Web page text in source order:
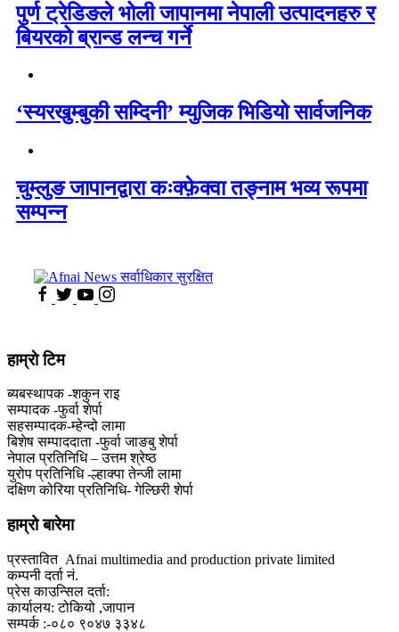
पुर्ण ट्रेडिङले भोली जापानमा नेपाली उत्पादनहरु र
बियरको ब्रान्ड लन्च गर्ने
‘स्यरखुम्बुकी सम्दिनी’ म्युजिक भिडियो सार्वजनिक
चुम्लुङ जापानद्वारा कःक्फ़ेक्वा तङ्नाम भव्य रूपमा
सम्पन्न
हाम्राे टिम
ब्यबस्थापक -शकुन राइ
सम्पादक -फुर्वा शेर्पा
सहसम्पादक-म्हेन्दो लामा
‍बिशेष सम्पाददाता -फुर्वा जा‌ङबु शेर्पा
नेपाल प्रतिनिधि – उत्तम श्रेष्ठ
युरोप प्रतिनिधि -ल्हाक्पा तेन्जी लामा
दक्षिण कोरिया प्रतिनिधि- गेल्छिरी शेर्पा
हाम्रो बारेमा
प्रस्तावित Afnai multimedia and production private limited
कम्पनी दर्ता नं.
प्रेस काउन्सिल दर्ता:
कार्यालय: टोकियो ,जापान
सम्पर्क :-०८० ९०४७ ३३४८